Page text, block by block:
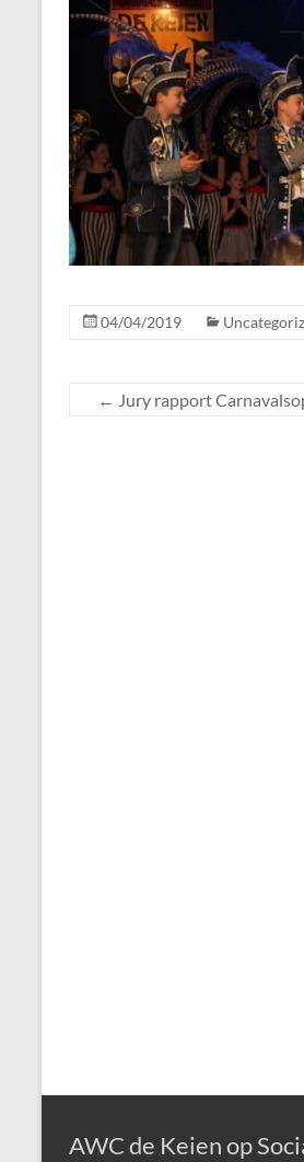
04/04/2019
← Jury rapport
AWC de Keien op